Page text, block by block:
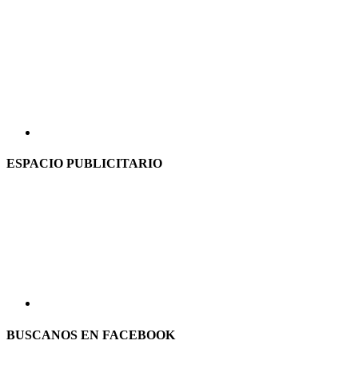
ESPACIO PUBLICITARIO
BUSCANOS EN FACEBOOK